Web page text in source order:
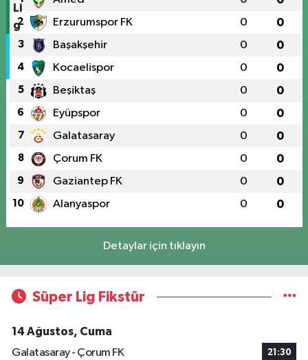
2 Erzurumspor FK 0 0
3 Başakşehir 0 0
4 Kocaelispor 0 0
5 Beşiktaş 0 0
6 Eyüpspor 0 0
7 Galatasaray 0 0
8 Çorum FK 0 0
9 Gaziantep FK 0 0
10 Alanyaspor 0 0
Detaylar için tıklayın
Süper Lig Fikstür
14 Ağustos, Cuma
Galatasaray - Çorum FK
21:30